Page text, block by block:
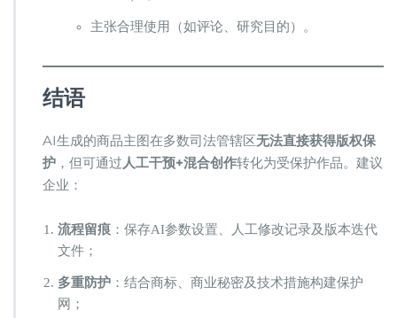
主张合理使用（如评论、研究目的）。
​结语​
AI生成的商品主图在多数司法管辖区​​无法直接获得版权保
护​ ​，但可通过​​人工干预+混合创作​​转化为受保护作品。建议
企业：
​流程留痕​ ​：保存AI参数设置、人工修改记录及版本迭代
文件；
​多重防护​ ​：结合商标、商业秘密及技术措施构建保护
网；